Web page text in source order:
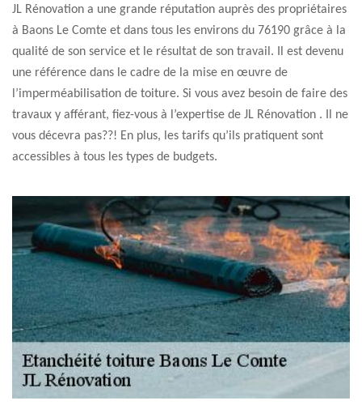
JL Rénovation a une grande réputation auprès des propriétaires
à Baons Le Comte et dans tous les environs du 76190 grâce à la
qualité de son service et le résultat de son travail. Il est devenu
une référence dans le cadre de la mise en œuvre de
l’imperméabilisation de toiture. Si vous avez besoin de faire des
travaux y afférant, fiez-vous à l’expertise de JL Rénovation . Il ne
vous décevra pas??! En plus, les tarifs qu’ils pratiquent sont
accessibles à tous les types de budgets.